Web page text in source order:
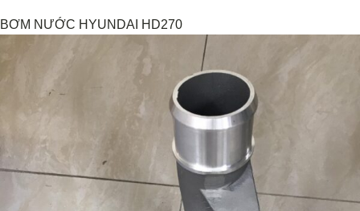
BƠM NƯỚC HYUNDAI HD270